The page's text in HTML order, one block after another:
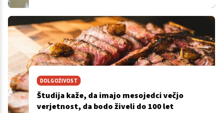
DOLGOŽIVOST
Študija kaže, da imajo mesojedci večjo
verjetnost, da bodo živeli do 100 let